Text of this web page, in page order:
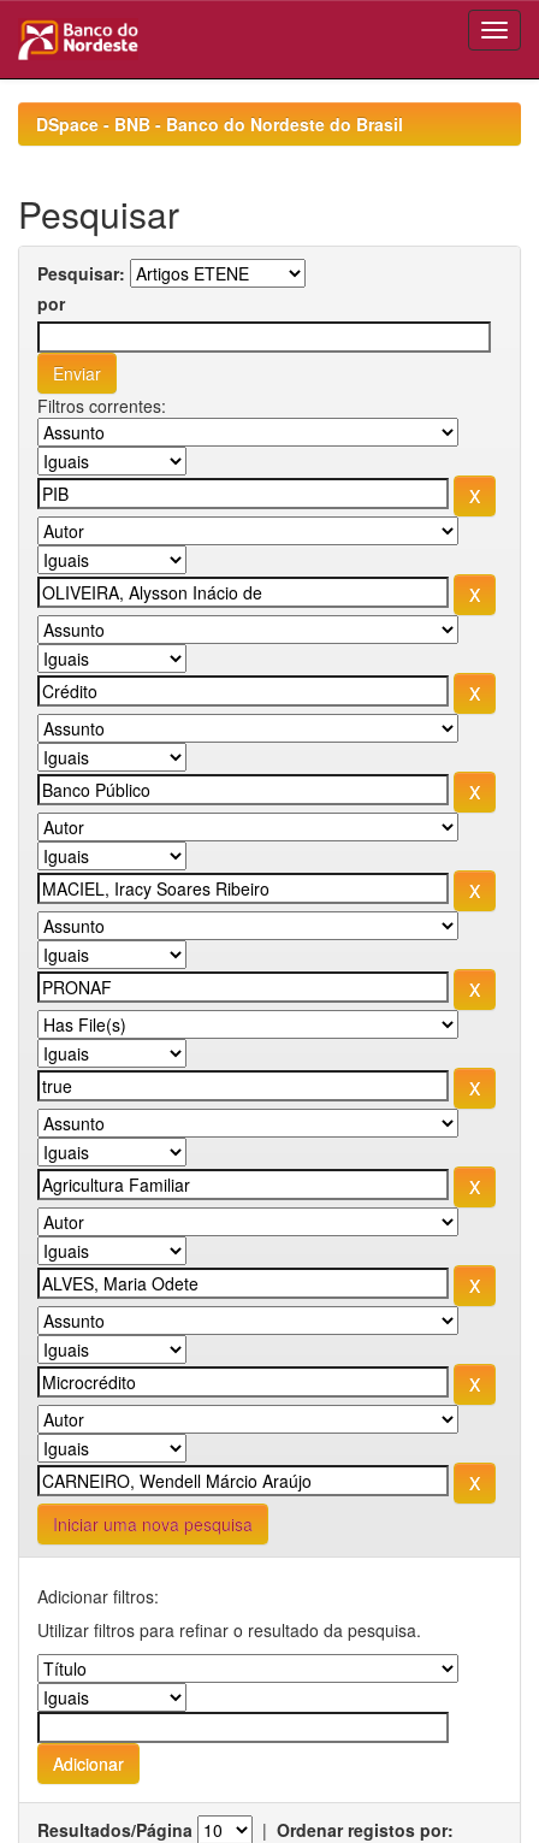
navigationDSpace - BNB - Banco do Nordeste do Brasil
Pesquisar
Pesquisar:
por
Filtros correntes:
Iniciar uma nova pesquisa
Adicionar filtros:
Utilizar filtros para refinar o resultado da pesquisa.
Resultados/Página | Ordenar registos por: